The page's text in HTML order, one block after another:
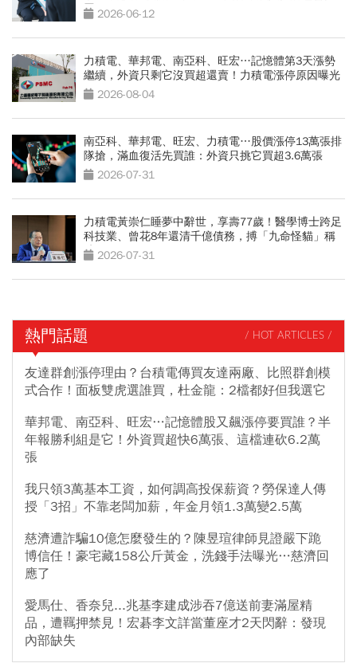
罰 2026-06-12
力積電、華邦電、南亞科、旺宏…記憶體第3天漲勢
繼續，外資只剩它沒買超還賣！力積電漲停原因曝光
2026-08-04
南亞科、華邦電、旺宏、力積電…股價漲停13萬張排
隊搶，滿血復活先買誰：外資只挑它買超3.6萬張
2026-07-31
力積電黃崇仁睡夢中辭世，享壽77歲！醫學博士跨足
科技業、曾花8年還清千億債務，搏「九命怪貓」稱
號 2026-07-31
熱門話題 / HOT ARTICLES /
友達群創漲停理由？台積電傳買友達兩廠、比照群創模
式合作！面板雙虎選誰買，杜金龍：2檔都好但我選它
華邦電、南亞科、旺宏…記憶體股又飆漲停要買誰？半
年報勝利組是它！外資買超快6萬張、這檔連砍6.2萬
張
我只領3萬基本工資，如何調高投保薪資？勞保達人傳
授「3招」不靠老闆加薪，年金月領1.3萬變2.5萬
慈濟遭詐騙10億怎麼發生的？陳昱瑄律師見證嚴下跪
博信任！豪宅藏158公斤黃金，洗錢手法曝光…慈濟回
應了
愛馬仕、香奈兒...兆基李建成涉吞7億送前妻滿屋精
品，遭羈押禁見！宏碁李文詳當董座才2天閃辭：發現
內部缺失